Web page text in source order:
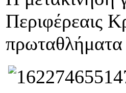
Περιφέρεαις
πρωταθλήματα